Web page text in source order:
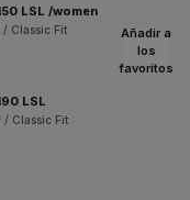
LSL /women
/ Classic Fit
Añadir a
los
favoritos
LSL
/ Classic Fit